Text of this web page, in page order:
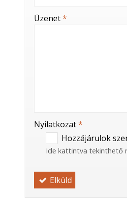
-
Üzenet*
Nyilatkozat*
Hozzájárulok
Ide kattintva tekinthető
Elküld